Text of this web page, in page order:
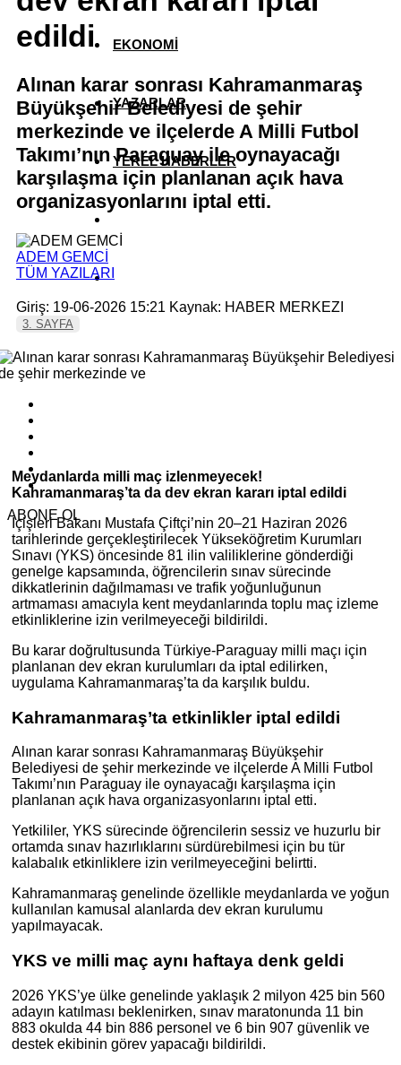
EKONOMİ
YAZARLAR
YEREL HABERLER
edildi
Alınan karar sonrası Kahramanmaraş
Büyükşehir Belediyesi de şehir
merkezinde ve ilçelerde A Milli Futbol
Takımı’nın Paraguay ile oynayacağı
karşılaşma için planlanan açık hava
organizasyonlarını iptal etti.
ADEM GEMCİ
TÜM YAZILARI
Giriş: 19-06-2026 15:21 Kaynak: HABER MERKEZI
3. SAYFA
ABONE OL
Meydanlarda milli maç izlenmeyecek!
Kahramanmaraş’ta da dev ekran kararı iptal edildi
İçişleri Bakanı Mustafa Çiftçi’nin 20–21 Haziran 2026
tarihlerinde gerçekleştirilecek Yükseköğretim Kurumları
Sınavı (YKS) öncesinde 81 ilin valiliklerine gönderdiği
genelge kapsamında, öğrencilerin sınav sürecinde
dikkatlerinin dağılmaması ve trafik yoğunluğunun
artmaması amacıyla kent meydanlarında toplu maç izleme
etkinliklerine izin verilmeyeceği bildirildi.
Bu karar doğrultusunda Türkiye-Paraguay milli maçı için
planlanan dev ekran kurulumları da iptal edilirken,
uygulama Kahramanmaraş’ta da karşılık buldu.
Kahramanmaraş’ta etkinlikler iptal edildi
Alınan karar sonrası Kahramanmaraş Büyükşehir
Belediyesi de şehir merkezinde ve ilçelerde A Milli Futbol
Takımı’nın Paraguay ile oynayacağı karşılaşma için
planlanan açık hava organizasyonlarını iptal etti.
Yetkililer, YKS sürecinde öğrencilerin sessiz ve huzurlu bir
ortamda sınav hazırlıklarını sürdürebilmesi için bu tür
kalabalık etkinliklere izin verilmeyeceğini belirtti.
Kahramanmaraş genelinde özellikle meydanlarda ve yoğun
kullanılan kamusal alanlarda dev ekran kurulumu
yapılmayacak.
YKS ve milli maç aynı haftaya denk geldi
2026 YKS’ye ülke genelinde yaklaşık 2 milyon 425 bin 560
adayın katılması beklenirken, sınav maratonunda 11 bin
883 okulda 44 bin 886 personel ve 6 bin 907 güvenlik ve
destek ekibinin görev yapacağı bildirildi.